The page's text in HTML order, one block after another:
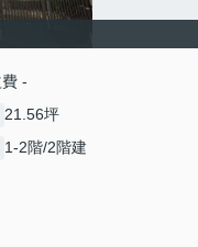
-
21.56坪
1-2階/2階建